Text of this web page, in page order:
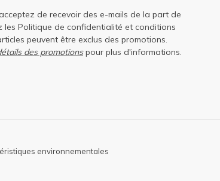
de recevoir des e-mails de la part de
les Politique de confidentialité et conditions
peuvent être exclus des promotions.
des promotionspour plus d'informations.
environnementales